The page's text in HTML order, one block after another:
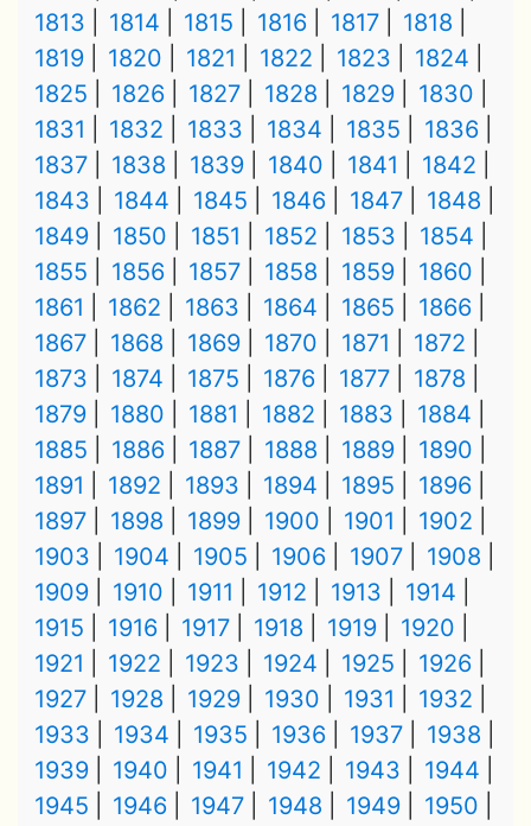
1813
1814 1815 1816 1817
1818
1819
1820 1821 1822 1823
1824
1825
1826 1827 1828 1829
1830
1831
1832 1833 1834 1835
1836
1837
1838 1839 1840 1841
1842
1843
1844 1845 1846 1847
1848
1849
1850 1851 1852 1853
1854
1855
1856 1857 1858 1859
1860
1861
1862 1863 1864 1865
1866
1867
1868 1869 1870 1871
1872
1873
1874 1875 1876 1877
1878
1879
1880 1881 1882 1883
1884
1885
1886 1887 1888 1889
1890
1891
1892 1893 1894 1895
1896
1897
1898 1899 1900 1901
1902
1903
1904 1905 1906 1907
1908
1909
1910 1911 1912 1913
1914
1915
1916 1917 1918 1919
1920
1921
1922 1923 1924 1925
1926
1927
1928 1929 1930 1931
1932
1933
1934 1935 1936 1937
1938
1939
1940 1941 1942 1943
1944
1945
1946 1947 1948 1949
1950